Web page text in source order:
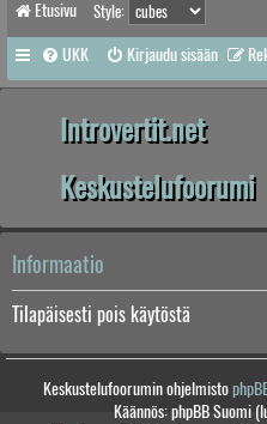
Etusivu Style:
UKK Kirjaudu sisään
Introvertit.net
Keskustelufoorumi
Informaatio
Tilapäisesti pois käytöstä
Keskustelufoorumin ohjelmisto
Käännös: phpBB Suomi